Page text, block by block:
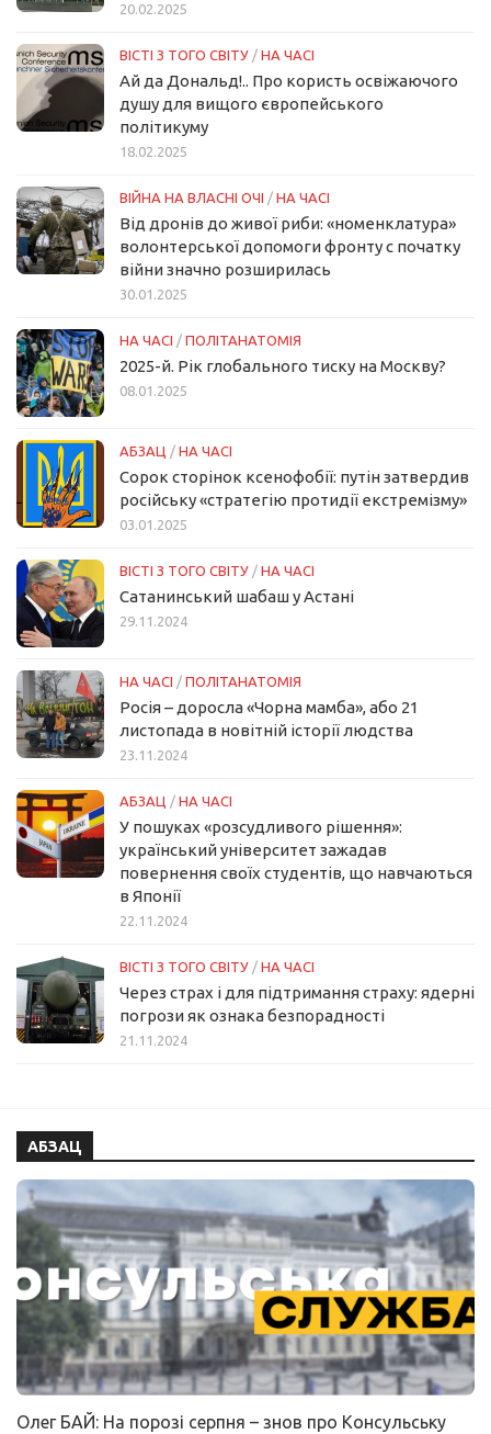
20.02.2025
ВІСТІ З ТОГО СВІТУ / НА ЧАСІ
Ай да Дональд!.. Про користь освіжаючого
душу для вищого європейського
політикуму
18.02.2025
ВІЙНА НА ВЛАСНІ ОЧІ / НА ЧАСІ
Від дронів до живої риби: «номенклатура»
волонтерської допомоги фронту с початку
війни значно розширилась
30.01.2025
НА ЧАСІ / ПОЛІТАНАТОМІЯ
2025-й. Рік глобального тиску на Москву?
08.01.2025
АБЗАЦ / НА ЧАСІ
Сорок сторінок ксенофобії: путін затвердив
російську «стратегію протидії екстремізму»
03.01.2025
ВІСТІ З ТОГО СВІТУ / НА ЧАСІ
Сатанинський шабаш у Астані
29.11.2024
НА ЧАСІ / ПОЛІТАНАТОМІЯ
Росія – доросла «Чорна мамба», або 21
листопада в новітній історії людства
23.11.2024
АБЗАЦ / НА ЧАСІ
У пошуках «розсудливого рішення»:
український університет зажадав
повернення своїх студентів, що навчаються
в Японії
22.11.2024
ВІСТІ З ТОГО СВІТУ / НА ЧАСІ
Через страх і для підтримання страху: ядерні
погрози як ознака безпорадності
21.11.2024
АБЗАЦ
Олег БАЙ: На порозі серпня – знов про Консульську